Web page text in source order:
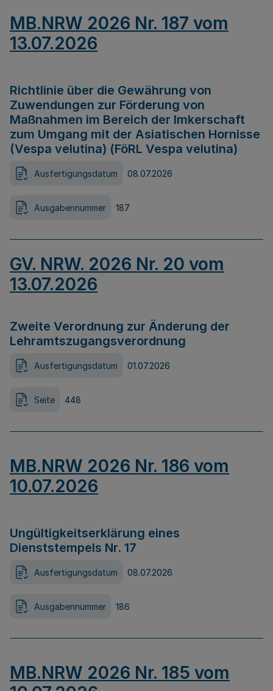
MB.NRW 2026 Nr. 187 vom
13.07.2026
Richtlinie über die Gewährung von
Zuwendungen zur Förderung von
Maßnahmen im Bereich der Imkerschaft
zum Umgang mit der Asiatischen Hornisse
(Vespa velutina) (FöRL Vespa velutina)
Ausfertigungsdatum 08.07.2026
Ausgabennummer 187
GV. NRW. 2026 Nr. 20 vom
13.07.2026
Zweite Verordnung zur Änderung der
Lehramtszugangsverordnung
Ausfertigungsdatum 01.07.2026
Seite 448
MB.NRW 2026 Nr. 186 vom
10.07.2026
Ungültigkeitserklärung eines
Dienststempels Nr. 17
Ausfertigungsdatum 08.07.2026
Ausgabennummer 186
MB.NRW 2026 Nr. 185 vom